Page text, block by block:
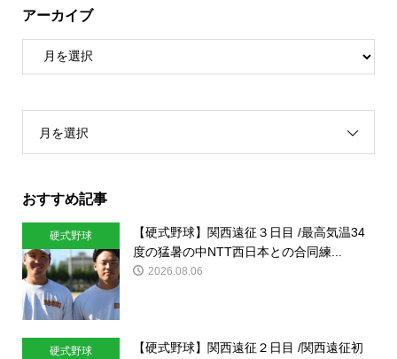
アーカイブ
月を選択
おすすめ記事
硬式野球
【硬式野球】関西遠征３日目 /最高気温34
度の猛暑の中NTT西日本との合同練...
2026.08.06
硬式野球
【硬式野球】関西遠征２日目 /関西遠征初